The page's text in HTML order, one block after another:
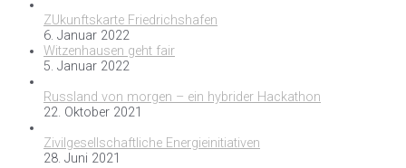
ZUkunftskarte Friedrichshafen
6. Januar 2022
Witzenhausen geht fair
5. Januar 2022
Russland von morgen – ein hybrider Hackathon
22. Oktober 2021
Zivilgesellschaftliche Energieinitiativen
28. Juni 2021